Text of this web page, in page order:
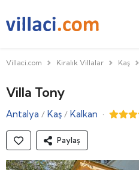
Villaci.com Kiralık Villalar Kaş
Villa Tony
Antalya / Kaş / Kalkan ·
Paylaş